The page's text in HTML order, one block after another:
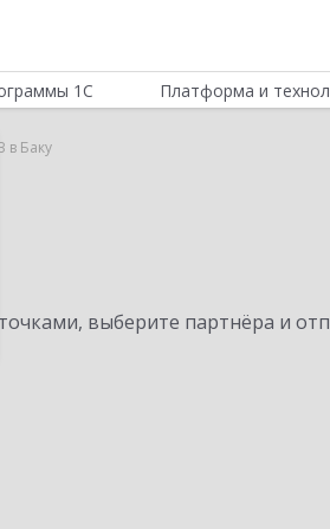
1С Платформа и
в Баку
выберите партнёра и